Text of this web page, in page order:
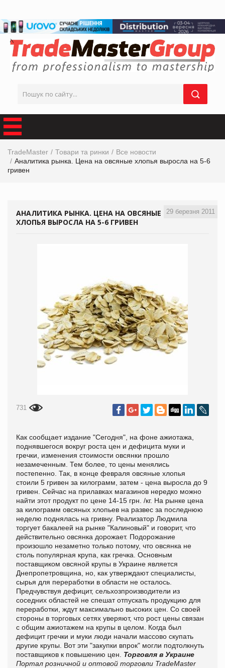
TradeMaster Товари та ринки
Все новости
Аналитика рынка. Цена на овсяные хлопья выросла на 5-6
гривен
29 березня 2011
АНАЛИТИКА РЫНКА. ЦЕНА НА ОВСЯНЫЕ
ХЛОПЬЯ ВЫРОСЛА НА 5-6 ГРИВЕН
731
Как сообщает издание "Сегодня", на фоне ажиотажа,
поднявшегося вокруг роста цен и дефицита муки и
гречки, изменения стоимости овсянки прошло
незамеченным. Тем более, то цены менялись
постепенно. Так, в конце февраля овсяные хлопья
стоили 5 гривен за килограмм, затем - цена выросла до 9
гривен. Сейчас на прилавках магазинов нередко можно
найти этот продукт по цене 14-15 грн. /кг. На рынке цена
за килограмм овсяных хлопьев на развес за последнюю
неделю поднялась на гривну. Реализатор Людмила
торгует бакалеей на рынке "Калиновый" и говорит, что
действительно овсянка дорожает. Подорожание
произошло незаметно только потому, что овсянка не
столь популярная крупа, как гречка. Основным
поставщиком овсяной крупы в Украине является
Днепропетровщина, но, как утверждают специалисты,
сырья для переработки в области не осталось.
Предчувствуя дефицит, сельхозпроизводители из
соседних областей не спешат отпускать продукцию для
переработки, ждут максимально высоких цен. Со своей
стороны в торговых сетях уверяют, что рост цены связан
с общим ажиотажем на крупы в целом. Когда был
дефицит гречки и муки люди начали массово скупать
другие крупы. Вот эти "закупки впрок" могли подтолкнуть
поставщиков к повышению цен. Торговля в Украине
Портал розничной и оптовой торговли TradeMaster